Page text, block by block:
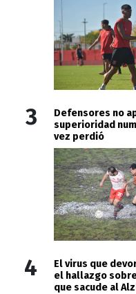
3
Defensores no
superioridad
vez perdió
4
El virus que
el hallazgo
que sacude al